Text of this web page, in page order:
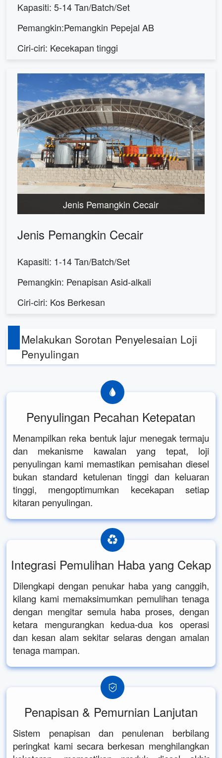
Kapasiti: 5-14 Tan/Batch/Set
Pemangkin:Pemangkin Pepejal AB
Ciri-ciri: Kecekapan tinggi
Jenis Pemangkin Cecair
Jenis Pemangkin Cecair
Kapasiti: 1-14 Tan/Batch/Set
Pemangkin: Penapisan Asid-alkali
Ciri-ciri: Kos Berkesan
Melakukan Sorotan Penyelesaian Loji
Penyulingan
Penyulingan Pecahan Ketepatan
Menampilkan reka bentuk lajur menegak termaju
dan mekanisme kawalan yang tepat, loji
penyulingan kami memastikan pemisahan diesel
bukan standard ketulenan tinggi dan keluaran
tinggi, mengoptimumkan kecekapan setiap
kitaran penyulingan.
Integrasi Pemulihan Haba yang Cekap
Dilengkapi dengan penukar haba yang canggih,
kilang kami memaksimumkan pemulihan tenaga
dengan mengitar semula haba proses, dengan
ketara mengurangkan kedua-dua kos operasi
dan kesan alam sekitar selaras dengan amalan
tenaga mampan.
Penapisan & Pemurnian Lanjutan
Sistem penapisan dan penulenan berbilang
peringkat kami secara berkesan menghilangkan